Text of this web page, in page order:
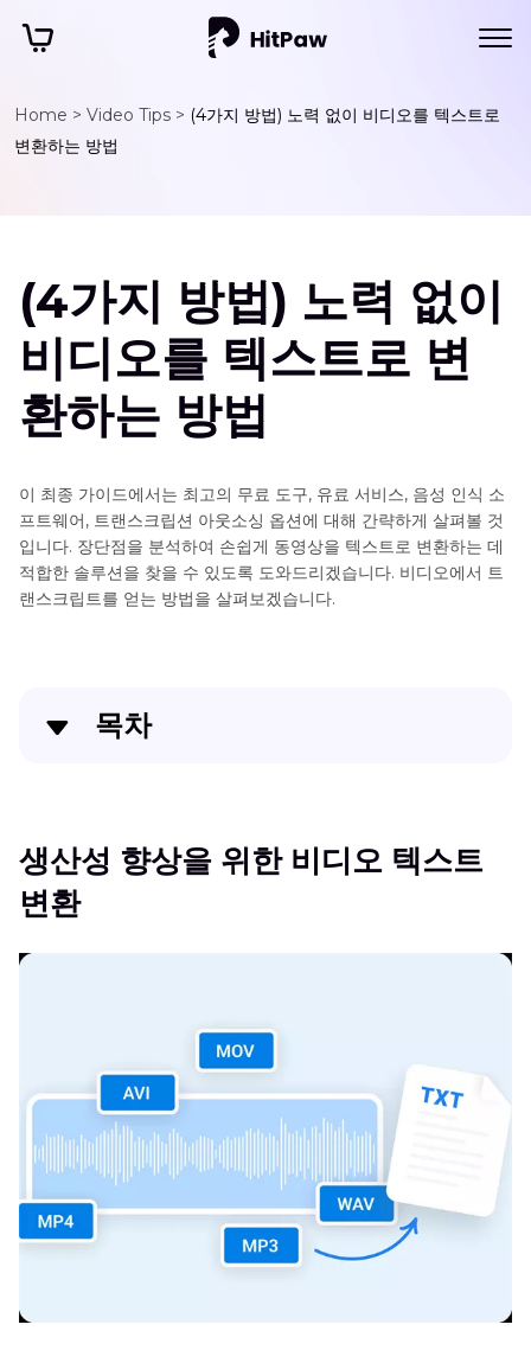
Home > Video Tips > (4가지 방법) 노력 없이 비디오를 텍스트로
변환하는 방법
(4가지 방법) 노력 없이
비디오를 텍스트로 변
환하는 방법
이 최종 가이드에서는 최고의 무료 도구, 유료 서비스, 음성 인식 소
프트웨어, 트랜스크립션 아웃소싱 옵션에 대해 간략하게 살펴볼 것
입니다. 장단점을 분석하여 손쉽게 동영상을 텍스트로 변환하는 데
적합한 솔루션을 찾을 수 있도록 도와드리겠습니다. 비디오에서 트
랜스크립트를 얻는 방법을 살펴보겠습니다.
목차
순식간에 동영상을 텍스트로 변환하세요!
모든 동영상의 대본을 얻는 3가지 다른 방법
생산성 향상을 위한 비디오 텍스트
변환